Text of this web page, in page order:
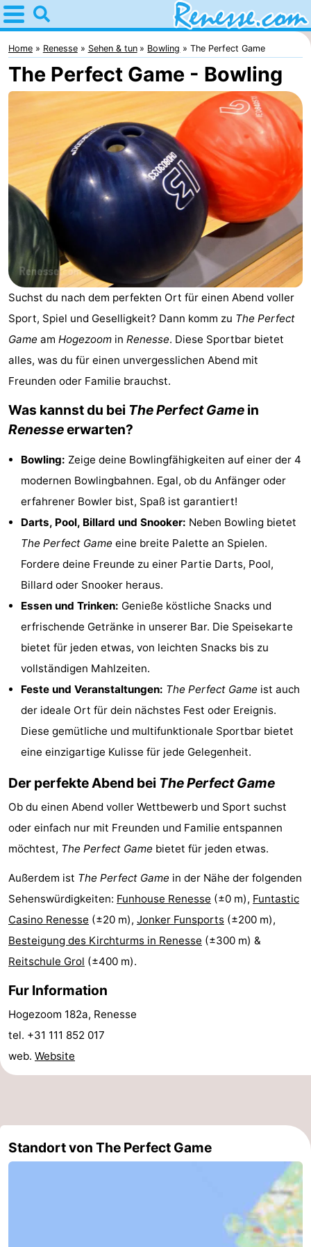
Home
Renesse
Tipps
kindern
Übernachten
Appartements
Port
Greve
Zeeuwse
Kust
Campingplätze
Ferienhäuser
Buitenheem
-
Oase
Duinoord
-
Ginsterveld
Julianahoeve
Livingstone
Port
Greve
Port
Zélande
Resort
Haamstede
-
Résidence
Hof
van
Schouwen
Schouwse
Valleien
Soeten
Village
Zeeuwse
-
’t
Hof
van
Haamstede
Hotels
Zimmer
(mit
Frühstück)
Lastminutes
Strand
Sehen
Kirchen
-
Home Renesse Sehen & tun Bowling The Perfect Game
The Perfect Game - Bowling
Suchst du nach dem perfekten Ort für einen Abend voller
Sport, Spiel und Geselligkeit? Dann komm zu The Perfect
Game am Hogezoom in Renesse. Diese Sportbar bietet
alles, was du für einen unvergesslichen Abend mit
Freunden oder Familie brauchst.
Was kannst du bei The Perfect Game in
Renesseerwarten?
Bowling: Zeige deine Bowlingfähigkeiten auf einer der 4
modernen Bowlingbahnen. Egal, ob du Anfänger oder
erfahrener Bowler bist, Spaß ist garantiert!
Darts, Pool, Billard und Snooker: Neben Bowling bietet
The Perfect Game eine breite Palette an Spielen.
Fordere deine Freunde zu einer Partie Darts, Pool,
Billard oder Snooker heraus.
Essen und Trinken: Genieße köstliche Snacks und
erfrischende Getränke in unserer Bar. Die Speisekarte
bietet für jeden etwas, von leichten Snacks bis zu
vollständigen Mahlzeiten.
Feste und Veranstaltungen: The Perfect Game ist auch
der ideale Ort für dein nächstes Fest oder Ereignis.
Diese gemütliche und multifunktionale Sportbar bietet
eine einzigartige Kulisse für jede Gelegenheit.
Der perfekte Abend bei The Perfect Game
Ob du einen Abend voller Wettbewerb und Sport suchst
oder einfach nur mit Freunden und Familie entspannen
möchtest, The Perfect Game bietet für jeden etwas.
Außerdem ist The Perfect Game in der Nähe der folgenden
Sehenswürdigkeiten: Funhouse Renesse (±0 m), Funtastic
Casino Renesse (±20 m), Jonker Funsports (±200 m),
Besteigung des Kirchturms in Renesse (±300 m) &
Reitschule Grol (±400 m).
Fur Information
Hogezoom 182a, Renesse
tel. +31 111 852 017
web. Website
Standort von The Perfect Game